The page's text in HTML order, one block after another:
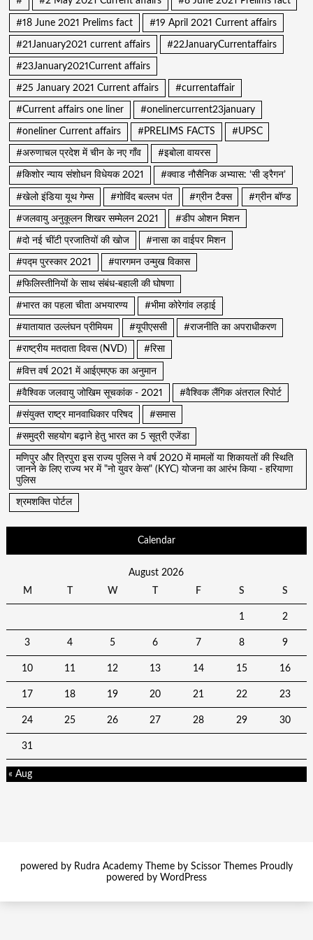
#18 June 2021 Prelims fact #19 April 2021 Current affairs
#21January2021 current affairs #22JanuaryCurrentaffairs
#23January2021Current affairs
#25 January 2021 Current affairs #currentaffair
#Current affairs one liner #onelinercurrent23january
#oneliner Current affairs #PRELIMS FACTS #UPSC
#अरुणाचल प्रदेश में चीन के नए गाँव #इबोला वायरस
#किशोर न्याय संशोधन विधेयक 2021 #क्वाड नौसैनिक अभ्यास: ‘सी ड्रैगन’
#खेलो इंडिया यूथ गेम्स #गोविंद बल्लभ पंत #ग्रीन टैक्स #ग्रीन बॉण्ड
#जलवायु अनुकूलन शिखर सम्मेलन 2021 #डीप ओशन मिशन
#दो नई चींटी प्रजातियों की खोज #नासा का वाईपर मिशन
#पद्म पुरस्कार 2021 #पारगमन उन्मुख विकास
#फिलिस्तीनियों के साथ संबंध-बहाली की घोषणा
#भारत का पहला चीता अभयारण्य #भीमा कोरेगांव लड़ाई
#यातायात उल्लंघन प्रीमियम #यूपीएससी #राजनीति का अपराधीकरण
#राष्ट्रीय मतदाता दिवस (NVD) #रिसा
#वित्त वर्ष 2021 में आईएमएफ का अनुमान
#वैश्विक जलवायु जोखिम सूचकांक - 2021 #वैश्विक लैंगिक अंतराल रिपोर्ट
#संयुक्त राष्ट्र मानवाधिकार परिषद #समास
#समुद्री सहयोग बढ़ाने हेतु भारत का 5 सूत्री एजेंडा
मणिपुर और त्रिपुरा इस राज्य पुलिस ने वर्ष 2020 में मामलों या शिकायतों की स्थिति
जानने के लिए राज्य भर में "नो युवर केस" (KYC) योजना का आरंभ किया - हरियाणा
पुलिस
श्रमशक्ति पोर्टल
Calendar
August 2026
M
T W T F S S
1 2
3 4 5 6 7 8 9
10 11 12 13 14 15 16
17 18 19 20 21 22 23
24 25 26 27 28 29 30
31
« Aug
powered by Rudra Academy Theme by Scissor Themes Proudly
powered by WordPress